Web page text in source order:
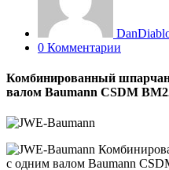
0 Комментарии
Комбинированный
валом Baumann CSDM